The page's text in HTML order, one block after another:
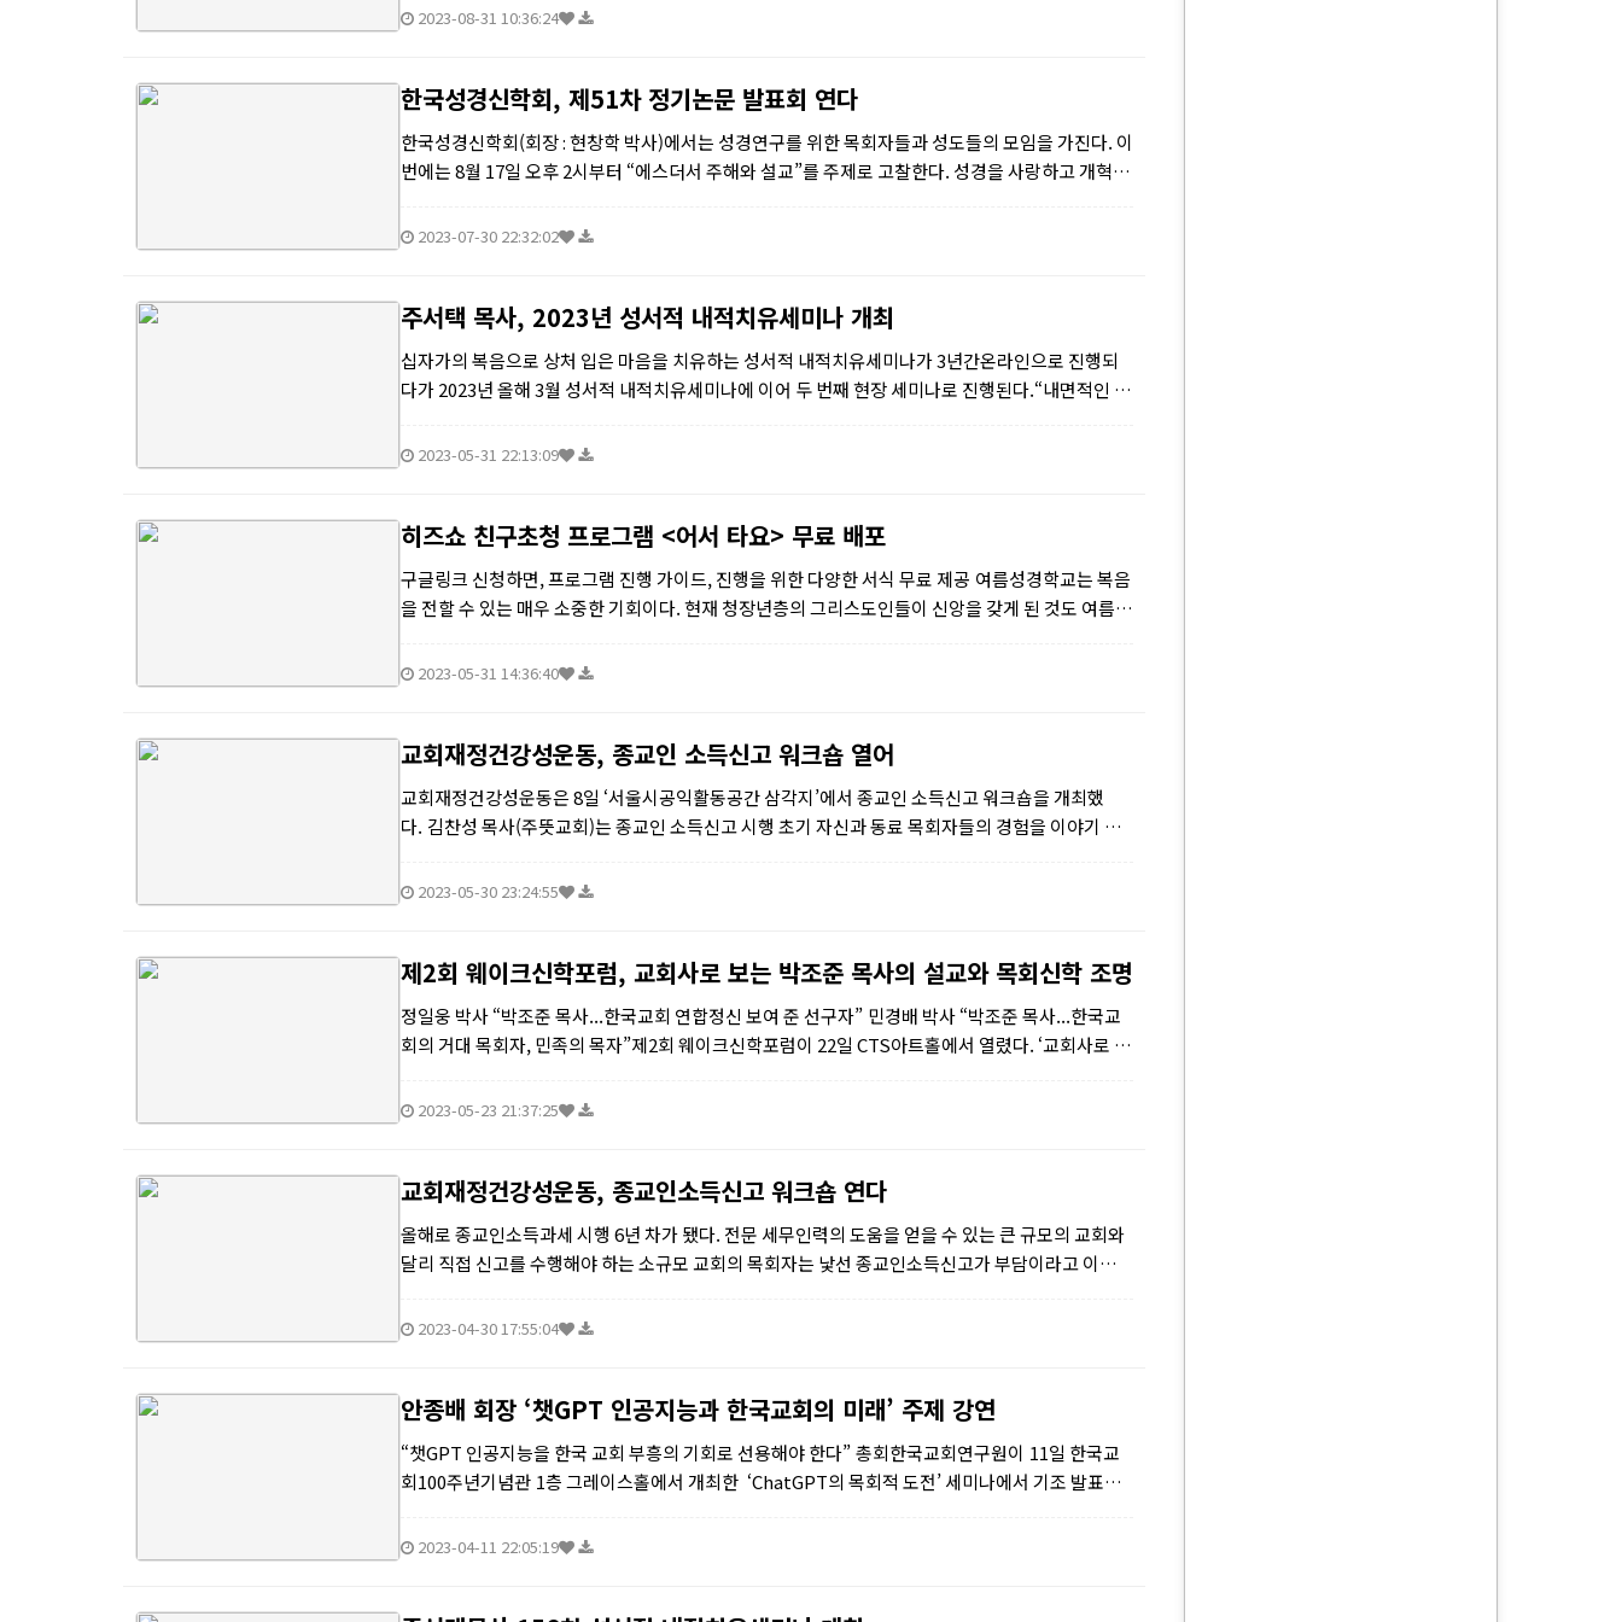
2023-08-31 10:36:24
한국성경신학회, 제51차 정기논문 발표회 연다
한국성경신학회(회장 : 현창학 박사)에서는 성경연구를 위한 목회자들과 성도들의 모임을 가진다. 이
번에는 8월 17일 오후 2시부터 “에스더서 주해와 설교”를 주제로 고찰한다. 성경을 사랑하고 개혁신
2023-07-30 22:32:02
주서택 목사, 2023년 성서적 내적치유세미나 개최
십자가의 복음으로 상처 입은 마음을 치유하는 성서적 내적치유세미나가 3년간온라인으로 진행되
다가 2023년 올해 3월 성서적 내적치유세미나에 이어 두 번째 현장 세미나로 진행된다.“내면적인 상
2023-05-31 22:13:09
히즈쇼 친구초청 프로그램 <어서 타요> 무료 배포
구글링크 신청하면, 프로그램 진행 가이드, 진행을 위한 다양한 서식 무료 제공 여름성경학교는 복음
을 전할 수 있는 매우 소중한 기회이다. 현재 청장년층의 그리스도인들이 신앙을 갖게 된 것도 여름성
2023-05-31 14:36:40
교회재정건강성운동, 종교인 소득신고 워크숍 열어
교회재정건강성운동은 8일 ‘서울시공익활동공간 삼각지’에서 종교인 소득신고 워크숍을 개최했
다. 김찬성 목사(주뜻교회)는 종교인 소득신고 시행 초기 자신과 동료 목회자들의 경험을 이야기 한
2023-05-30 23:24:55
제2회 웨이크신학포럼, 교회사로 보는 박조준 목사의 설교와 목회신학 조명
정일웅 박사 “박조준 목사...한국교회 연합정신 보여 준 선구자” 민경배 박사 “박조준 목사...한국교
회의 거대 목회자, 민족의 목자”제2회 웨이크신학포럼이 22일 CTS아트홀에서 열렸다. ‘교회사로 보
2023-05-23 21:37:25
교회재정건강성운동, 종교인소득신고 워크숍 연다
올해로 종교인소득과세 시행 6년 차가 됐다. 전문 세무인력의 도움을 얻을 수 있는 큰 규모의 교회와
달리 직접 신고를 수행해야 하는 소규모 교회의 목회자는 낯선 종교인소득신고가 부담이라고 이야기
2023-04-30 17:55:04
안종배 회장 ‘챗GPT 인공지능과 한국교회의 미래’ 주제 강연
“챗GPT 인공지능을 한국 교회 부흥의 기회로 선용해야 한다” 총회한국교회연구원이 11일 한국교
회100주년기념관 1층 그레이스홀에서 개최한 ‘ChatGPT의 목회적 도전’ 세미나에서 기조 발표한
2023-04-11 22:05:19